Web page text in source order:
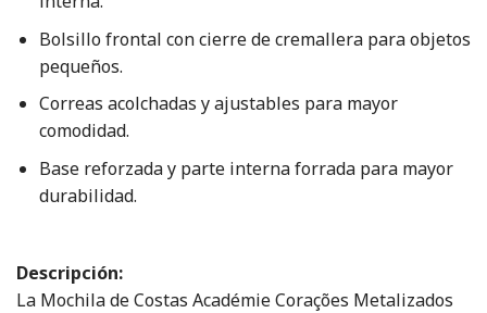
Bolsillo frontal con cierre de cremallera para objetos
pequeños.
Correas acolchadas y ajustables para mayor
comodidad.
Base reforzada y parte interna forrada para mayor
durabilidad.
Descripción:
La Mochila de Costas Académie Corações Metalizados